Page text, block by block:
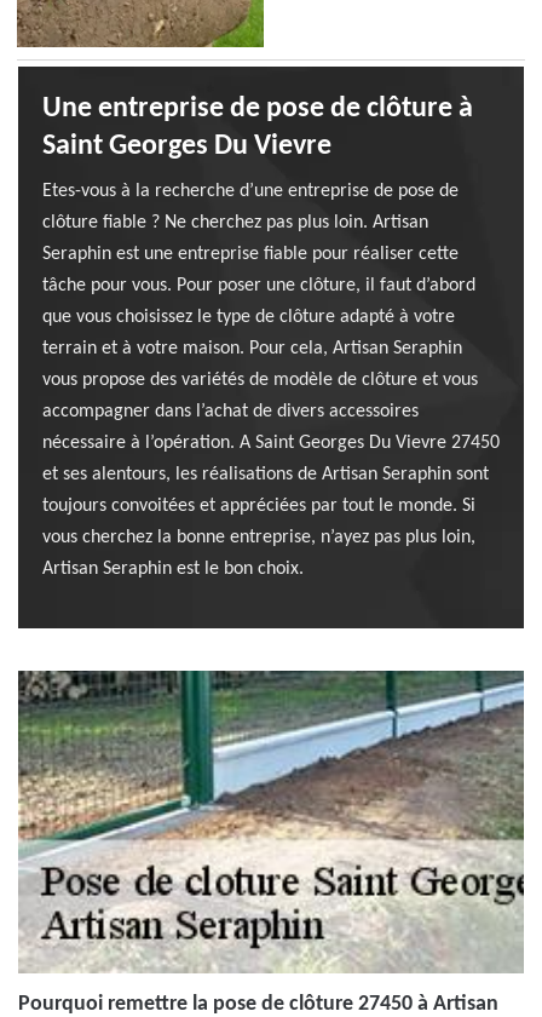
Une entreprise de pose de clôture à
Saint Georges Du Vievre
Etes-vous à la recherche d’une entreprise de pose de
clôture fiable ? Ne cherchez pas plus loin. Artisan
Seraphin est une entreprise fiable pour réaliser cette
tâche pour vous. Pour poser une clôture, il faut d’abord
que vous choisissez le type de clôture adapté à votre
terrain et à votre maison. Pour cela, Artisan Seraphin
vous propose des variétés de modèle de clôture et vous
accompagner dans l’achat de divers accessoires
nécessaire à l’opération. A Saint Georges Du Vievre 27450
et ses alentours, les réalisations de Artisan Seraphin sont
toujours convoitées et appréciées par tout le monde. Si
vous cherchez la bonne entreprise, n’ayez pas plus loin,
Artisan Seraphin est le bon choix.
Pourquoi remettre la pose de clôture 27450 à Artisan